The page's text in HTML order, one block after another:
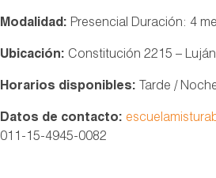
Modalidad: Presencial Duración: 4
Ubicación: Constitución 2215 –
Horarios disponibles: Tarde /
Datos de contacto:
011-15-4945-0082